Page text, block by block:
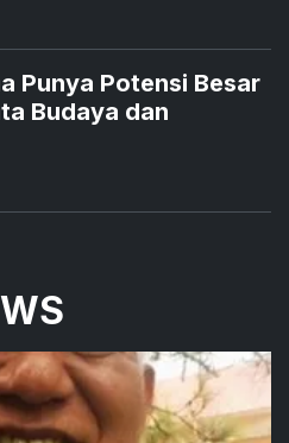
Punya Potensi Besar
Budaya dan